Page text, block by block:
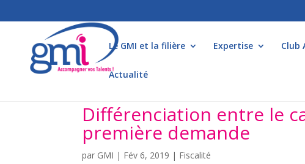
Le GMI et la filière Expertise Club
Actualité
Différenciation entre le
première demande
par GMI | Fév 6, 2019 | Fiscalité